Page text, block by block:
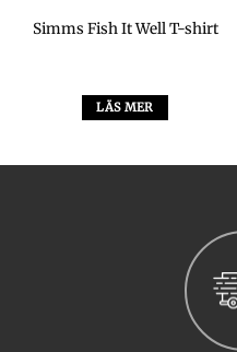
Simms Fish It Well T-shirt
LÄS MER